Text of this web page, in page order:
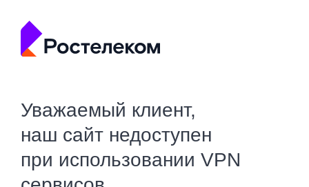
Уважаемый клиент,
наш сайт недоступен
при использовании VPN